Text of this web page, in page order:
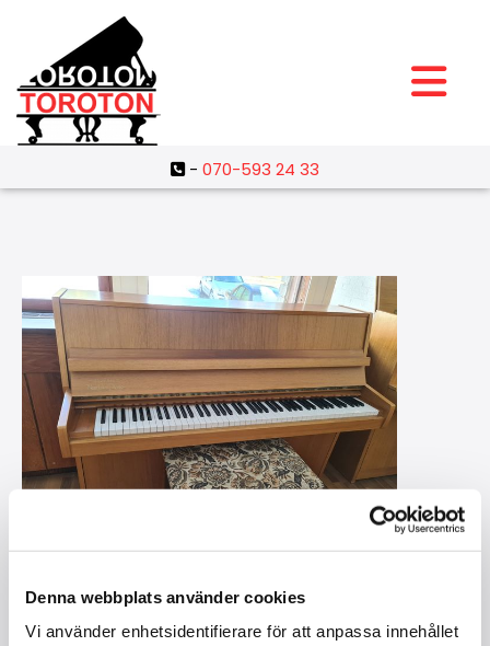
Denna webbplats använder cookies
Vi använder enhetsidentifierare för att anpassa innehållet
- 070-593 24 33